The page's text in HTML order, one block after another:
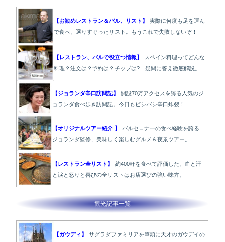
【お勧めレストラン＆バル、リスト】
実際に何度も足を運ん
で食べ、選りすぐったリスト。もうこれで失敗しないぞ！
【レストラン、バルで役立つ情報】
スペイン料理ってどんな
料理？注文は？予約は？チップは? 疑問に答え徹底解説。
【ジョランダ辛口訪問記】
開設70万アクセスを誇る人気のジ
ョランダ食べ歩き訪問記。今日もビシバシ辛口炸裂！
【オリジナルツアー紹介 】
バルセロナ一の食べ経験を誇る
ジョランダ監修、美味しく楽しむグルメ＆夜景ツアー。
【レストラン全リスト】
約400軒を食べて評価した、血と汗
と涙と怒りと喜びの全リストはお店選びの強い味方。
観光記事一覧
【ガウディ】
サグラダファミリアを筆頭に天才のガウデイの